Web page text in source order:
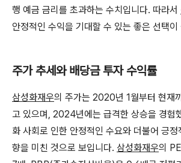
행 예금 금리를 초과하는 수치입니다. 따라서
안정적인 수익을 기대할 수 있는 좋은 선택이
주가 추세와 배당금 투자 수익률
삼성화재우의 주가는 2020년 1월부터 현재
고 있으며, 2024년에는 급격한 상승을 경험
화 사회로 인한 안정적인 수요와 더불어 긍
향을 미친 것으로 보입니다. 삼성화재우의